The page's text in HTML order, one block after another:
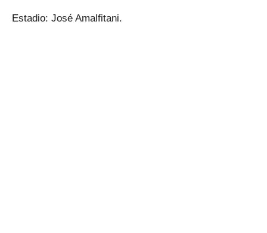
Estadio: José Amalfitani.